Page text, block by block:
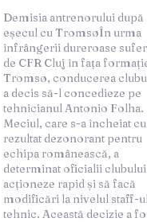
Demisia antrenorului după
eșecul cu TromsøÎn urma
înfrângerii dureroase
de CFR Cluj în fața
Tromsø, conducerea
a decis să-l concedieze pe
tehnicianul Antonio Folha.
Meciul, care s-a încheiat
rezultat dezonorant pentru
echipa românească, a
determinat oficialii clubului
acționeze rapid și să facă
modificări la nivelul staff-
tehnic. Această decizie a
justificată de absența
rezultatelor favorabile și de
performanțele sub
ale echipei sub
lui Folha. Conducerea
a evidențiat necesitatea unei
schimbări radicale pentru a
remedia situația și a
echipa pe calea
succesului.Răspunsul
conducerii
ClujConducerea CFR Cluj a